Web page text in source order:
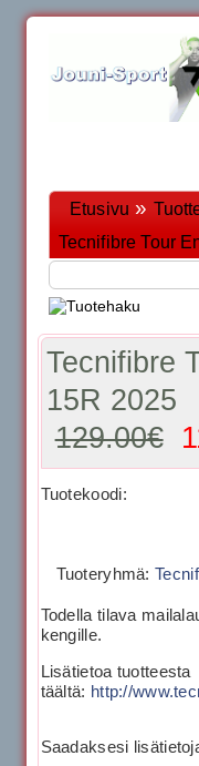
Etusivu »
Tecnifibre Tour
Tecnifibre
15R 2025
129.00€
Tuotekoodi:
Tuoteryhmä:
Todella tilava
kengille.
Lisätietoa tuotteesta
täältä: http://
Saadaksesi